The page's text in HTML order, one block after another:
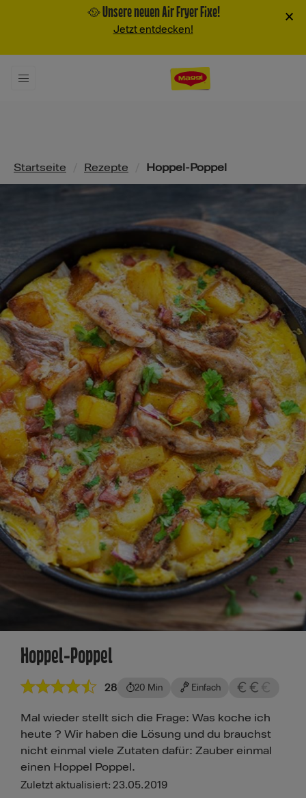
🥘 Unsere neuen Air Fryer Fixe!
Jetzt entdecken!
×
Pfadnavigation
Startseite Rezepte Hoppel-Poppel
Hoppel-Poppel
28 20 Min Einfach
Mal wieder stellt sich die Frage: Was koche ich
heute ? Wir haben die Lösung und du brauchst
nicht einmal viele Zutaten dafür: Zauber einmal
einen Hoppel Poppel.
Zuletzt aktualisiert: 23.05.2019